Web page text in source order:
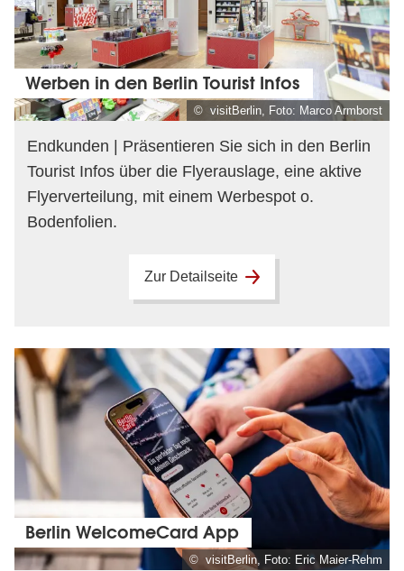
© visitBerlin, Foto: Marco Armborst
Werben in den Berlin Tourist Infos
Endkunden | Präsentieren Sie sich in den Berlin
Tourist Infos über die Flyerauslage, eine aktive
Flyerverteilung, mit einem Werbespot o.
Bodenfolien.
Zur Detailseite
© visitBerlin, Foto: Eric Maier-Rehm
Berlin WelcomeCard App